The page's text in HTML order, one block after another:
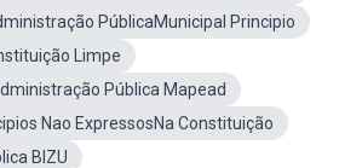
PúblicaMunicipal Principio
Limpe
Pública Mapead
Nao ExpressosNa Constituição
BIZU